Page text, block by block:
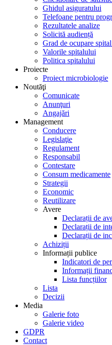
Ghidul asiguratului
Telefoane pentru
Rezultatele analize
Solicită audiență
Grad de ocupare
Valorile spitalului
Politica spitalului
Proiecte
Proiect microbiologie
Noutăţi
Comunicate
Anunţuri
Angajări
Management
Conducere
Legislaţie
Regulament
Responsabil
Contestare
Consum medicamente
Strategii
Economic
Reutilizare
Avere
Declarații de
Declarații de
Declarații de
Achiziții
Informații publice
Indicatori de
Informații
Lista funcțiilor
Lista
Decizii
Media
Galerie foto
Galerie video
GDPR
Contact